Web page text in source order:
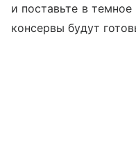
и поставьте в
консервы будут